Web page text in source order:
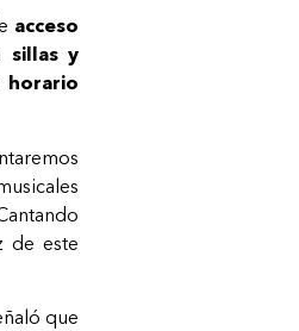
acceso
sillas y
horario
de este
que